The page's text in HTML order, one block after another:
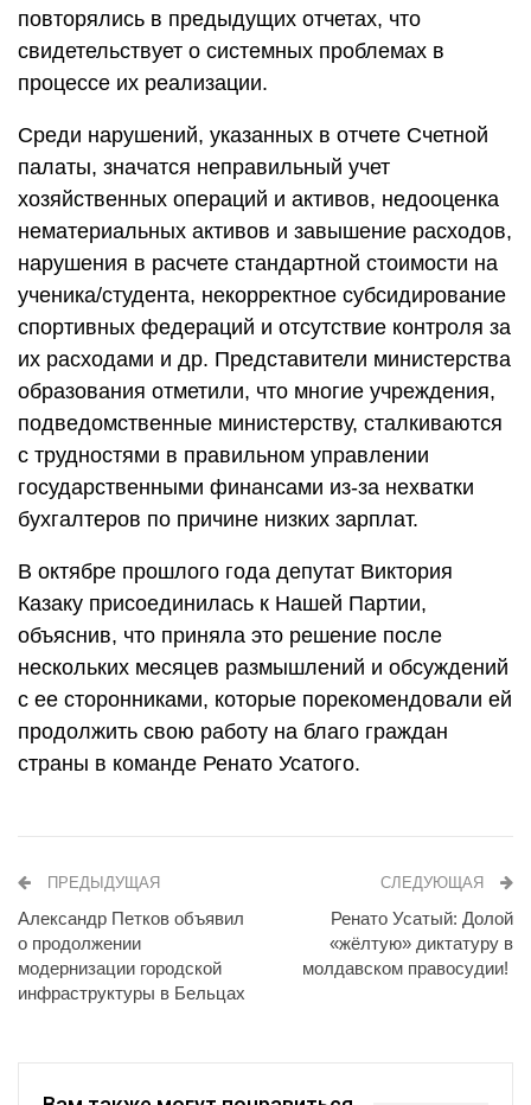
повторялись в предыдущих отчетах, что
свидетельствует о системных проблемах в
процессе их реализации.
Среди нарушений, указанных в отчете Счетной
палаты, значатся неправильный учет
хозяйственных операций и активов, недооценка
нематериальных активов и завышение расходов,
нарушения в расчете стандартной стоимости на
ученика/студента, некорректное субсидирование
спортивных федераций и отсутствие контроля за
их расходами и др. Представители министерства
образования отметили, что многие учреждения,
подведомственные министерству, сталкиваются
с трудностями в правильном управлении
государственными финансами из-за нехватки
бухгалтеров по причине низких зарплат.
В октябре прошлого года депутат Виктория
Казаку присоединилась к Нашей Партии,
объяснив, что приняла это решение после
нескольких месяцев размышлений и обсуждений
с ее сторонниками, которые порекомендовали ей
продолжить свою работу на благо граждан
страны в команде Ренато Усатого.
ПРЕДЫДУЩАЯ
Александр Петков объявил
о продолжении
модернизации городской
инфраструктуры в Бельцах
СЛЕДУЮЩАЯ
Ренато Усатый: Долой
«жёлтую» диктатуру в
молдавском правосудии!